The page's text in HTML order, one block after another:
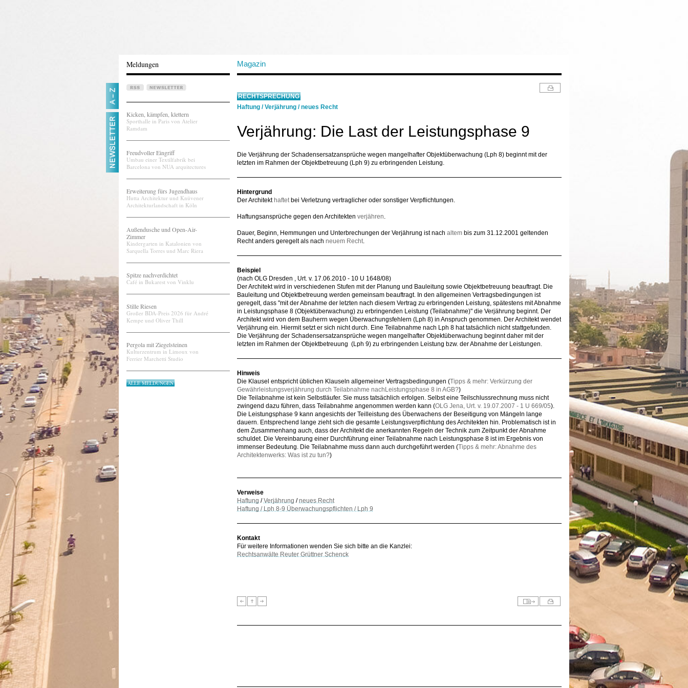
Meldungen Magazin
Kicken, kämpfen, klettern
Sporthalle in Paris von Atelier
Ramdam
Freudvoller Eingriff
Umbau einer Textilfabrik bei
Barcelona von NUA arquitectures
Erweiterung fürs Jugendhaus
Hutta Architektur und Knüvener
Architekturlandschaft in Köln
Außendusche und Open-Air-
Zimmer
Kindergarten in Katalonien von
Sarquella Torres und Marc Riera
Spitze nachverdichtet
Café in Bukarest von Vinklu
Stille Riesen
Großer BDA-Preis 2026 für André
Kempe und Oliver Thill
Pergola mit Ziegelsteinen
Kulturzentrum in Limoux von
Ferrier Marchetti Studio
ALLE MELDUNGEN
RECHTSPRECHUNG
Haftung /Verjährung /neues Recht
Verjährung: Die Last der Leistungsphase 9
Die Verjährung der Schadensersatzansprüche wegen mangelhafter Objektüberwachung (Lph 8) beginnt mit der
letzten im Rahmen der Objektbetreuung (Lph 9) zu erbringenden Leistung.
Hintergrund
Der Architekt haftetbei Verletzung vertraglicher oder sonstiger Verpflichtungen.
Haftungsansprüche gegen den Architekten verjähren.
Dauer, Beginn, Hemmungen und Unterbrechungen der Verjährung ist nach altem bis zum 31.12.2001 geltenden
Recht anders geregelt als nach neuem Recht.
Beispiel
(nach OLG Dresden , Urt. v. 17.06.2010 - 10 U 1648/08)
Der Architekt wird in verschiedenen Stufen mit der Planung und Bauleitung sowie Objektbetreuung beauftragt. Die
Bauleitung und Objektbetreuung werden gemeinsam beauftragt. In den allgemeinen Vertragsbedingungen ist
geregelt, dass "mit der Abnahme der letzten nach diesem Vertrag zu erbringenden Leistung, spätestens mit Abnahme
in Leistungsphase 8 (Objektüberwachung) zu erbringenden Leistung (Teilabnahme)" die Verjährung beginnt. Der
Architekt wird von dem Bauherrn wegen Überwachungsfehlern (Lph 8) in Anspruch genommen. Der Architekt wendet
Verjährung ein. Hiermit setzt er sich nicht durch. Eine Teilabnahme nach Lph 8 hat tatsächlich nicht stattgefunden.
Die Verjährung der Schadensersatzansprüche wegen mangelhafter Objektüberwachung beginnt daher mit der
letzten im Rahmen der Objektbetreuung (Lph 9) zu erbringenden Leistung bzw. der Abnahme der Leistungen.
Hinweis
Die Klausel entspricht üblichen Klauseln allgemeiner Vertragsbedingungen (Tipps & mehr: Verkürzung der
Gewährleistungsverjährung durch Teilabnahme nachLeistungsphase 8 in AGB?)
Die Teilabnahme ist kein Selbstläufer. Sie muss tatsächlich erfolgen. Selbst eine Teilschlussrechnung muss nicht
zwingend dazu führen, dass Teilabnahme angenommen werden kann (OLG Jena, Urt. v. 19.07.2007 - 1 U 669/05).
Die Leistungsphase 9 kann angesichts der Teilleistung des Überwachens der Beseitigung von Mängeln lange
dauern. Entsprechend lange zieht sich die gesamte Leistungsverpflichtung des Architekten hin. Problematisch ist in
dem Zusammenhang auch, dass der Architekt die anerkannten Regeln der Technik zum Zeitpunkt der Abnahme
schuldet. Die Vereinbarung einer Durchführung einer Teilabnahme nach Leistungsphase 8 ist im Ergebnis von
immenser Bedeutung. Die Teilabnahme muss dann auch durchgeführt werden (Tipps & mehr: Abnahme des
Architektenwerks: Was ist zu tun?)
Verweise
Haftung /Verjährung /neues Recht
Haftung / Lph 8-9 Überwachungspflichten / Lph 9
Kontakt
Für weitere Informationen wenden Sie sich bitte an die Kanzlei:
Rechtsanwälte Reuter Grüttner Schenck